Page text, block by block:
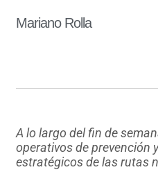
Mariano Rolla
A lo largo del fin de
operativos de prevención
estratégicos de las rutas